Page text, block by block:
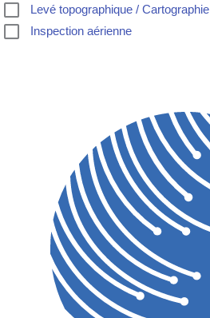
Levé topographique / Cartographie
Inspection aérienne